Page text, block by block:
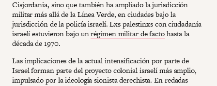
Cisjordania, sino que también ha ampliado la jurisdicción
militar más allá de la Línea Verde, en ciudades bajo la
jurisdicción de la policía israelí. Lxs palestinxs con ciudadanía
israelí estuvieron bajo unrégimen militar de factohasta la
década de 1970.
Las implicaciones de la actual intensificación por parte de
Israel forman parte del proyecto colonial israelí más amplio,
impulsado por la ideología sionista derechista. En redadas